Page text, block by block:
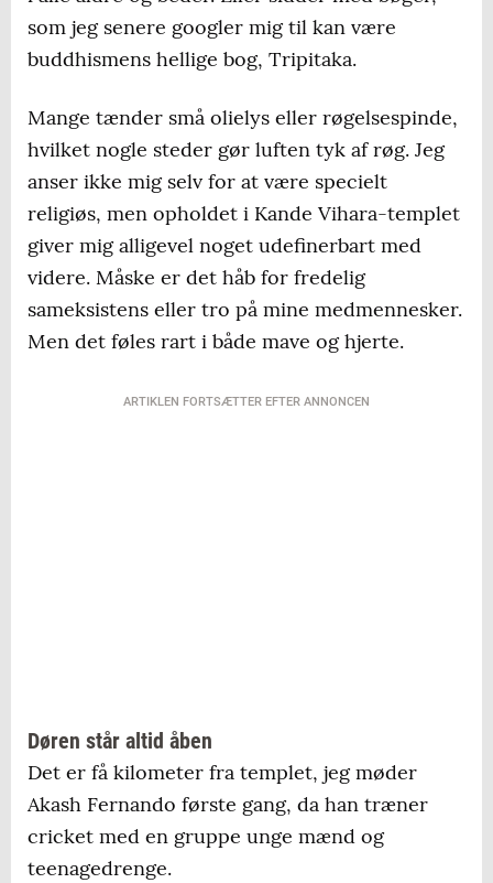
som jeg senere googler mig til kan være
buddhismens hellige bog, Tripitaka.
Mange tænder små olielys eller røgelsespinde,
hvilket nogle steder gør luften tyk af røg. Jeg
anser ikke mig selv for at være specielt
religiøs, men opholdet i Kande Vihara-templet
giver mig alligevel noget udefinerbart med
videre. Måske er det håb for fredelig
sameksistens eller tro på mine medmennesker.
Men det føles rart i både mave og hjerte.
ARTIKLEN FORTSÆTTER EFTER ANNONCEN
Døren står altid åben
Det er få kilometer fra templet, jeg møder
Akash Fernando første gang, da han træner
cricket med en gruppe unge mænd og
teenagedrenge.